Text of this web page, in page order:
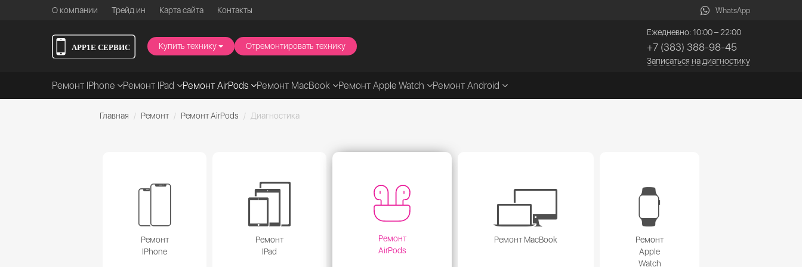
О компании Трейд ин Карта сайта Контакты WhatsApp
Купить технику Отремонтировать технику
Ежедневно: 10:00 – 22:00
+7 (383) 388-98-45
Записаться на диагностику
Ремонт IPhone Ремонт IPad Ремонт AirPods Ремонт MacBook Ремонт Apple Watch Ремонт Android
Главная Ремонт Ремонт AirPods Диагностика
Ремонт
IPhone
Ремонт
IPad
Ремонт
AirPods
Ремонт MacBook
Ремонт
Apple
Watch